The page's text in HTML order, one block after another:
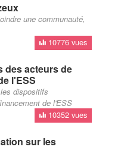
une communauté,
10776 vues
des acteurs de
l'ESS
dispositifs
de l'ESS
10352 vues
sur les